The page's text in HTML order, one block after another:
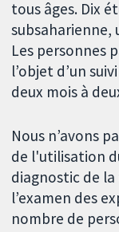
tous âges. Dix
subsaharienne,
Les personnes
l’objet d’un
deux mois à
Nous n’avons
de l'utilisation
diagnostic de
l’examen des
nombre de